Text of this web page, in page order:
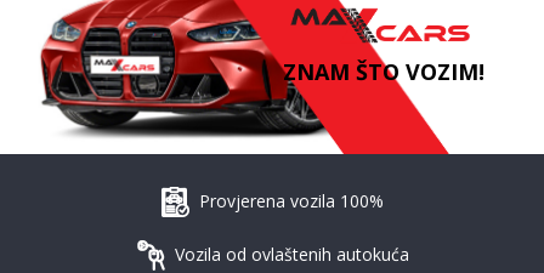
ZNAM ŠTO VOZIM!
Provjerena vozila 100%
Vozila od ovlaštenih autokuća